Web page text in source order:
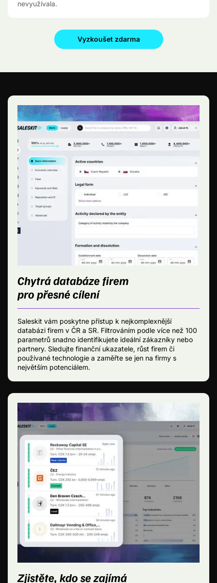
nevyužívala.
Vyzkoušet zdarma
Chytrá databáze firem
pro přesné cílení
Saleskit vám poskytne přístup k nejkomplexnější
databázi firem v ČR a SR. Filtrováním podle více než 100
parametrů snadno identifikujete ideální zákazníky nebo
partnery. Sledujte finanční ukazatele, růst firem či
používané technologie a zaměřte se jen na firmy s
největším potenciálem.
Zjistěte, kdo se zajímá